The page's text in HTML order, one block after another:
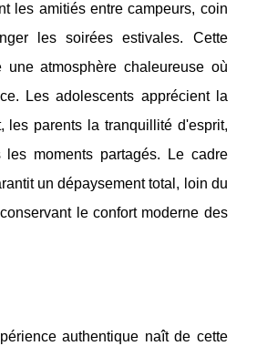
les amitiés entre campeurs, coin
les soirées estivales. Cette
une atmosphère chaleureuse où
Les adolescents apprécient la
les parents la tranquillité d'esprit,
les moments partagés. Le cadre
un dépaysement total, loin du
le confort moderne des
authentique naît de cette